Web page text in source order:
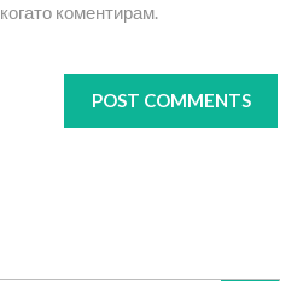
коментирам.